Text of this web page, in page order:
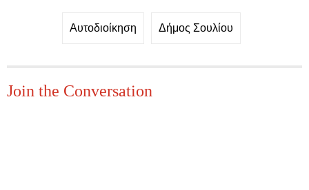
Αυτοδιοίκηση Δήμος Σουλίου
Join the Conversation